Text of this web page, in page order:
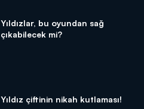
Yıldızlar, bu oyundan sağ
çıkabilecek mi?
Yıldız çiftinin nikah kutlaması!